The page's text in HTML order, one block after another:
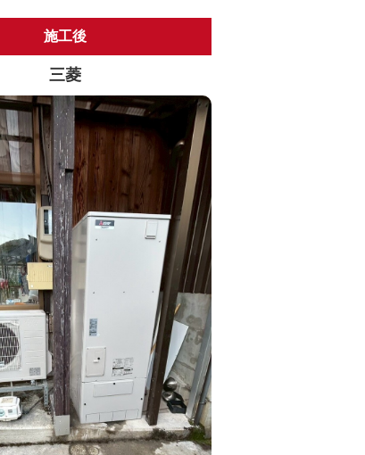
施工後
三菱